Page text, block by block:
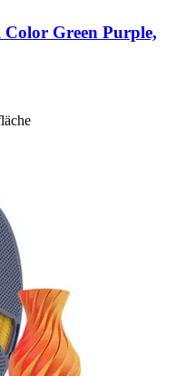
Green Purple,